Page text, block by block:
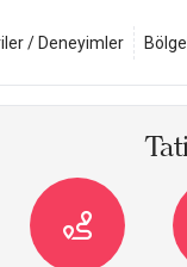
/ Deneyimler